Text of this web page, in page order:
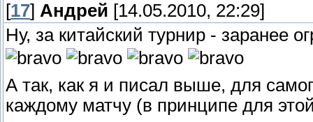
[17] Андрей [14.05.2010, 22:29]
Ну, за китайский турнир - заранее
А так, как я и писал выше, для
каждому матчу (в принципе для